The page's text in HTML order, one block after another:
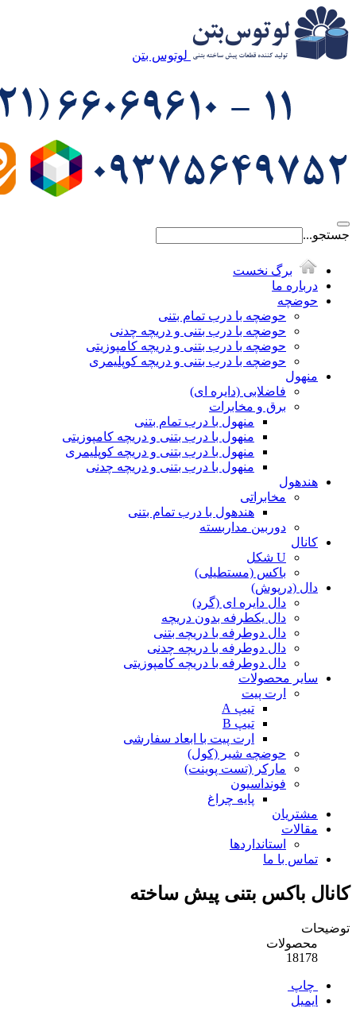
لوتوس بتن
جستجو...
برگ نخست
درباره ما
حوضچه
حوضچه با درب تمام بتنی
حوضچه با درب بتنی و دریچه چدنی
حوضچه با درب بتنی و دریچه کامپوزیتی
حوضچه با درب بتنی و دریچه کوپلیمری
منهول
فاضلابی (دایره ای)
برق و مخابرات
منهول با درب تمام بتنی
منهول با درب بتنی و دریچه کامپوزیتی
منهول با درب بتنی و دریچه کوپلیمری
منهول با درب بتنی و دریچه چدنی
هندهول
مخابراتی
هندهول با درب تمام بتنی
دوربین مداربسته
کانال
U شکل
باکس (مستطیلی)
دال (درپوش)
دال دایره ای (گرد)
دال یکطرفه بدون دریچه
دال دوطرفه با دریچه بتنی
دال دوطرفه با دریچه چدنی
دال دوطرفه با دریچه کامپوزیتی
سایر محصولات
ارت پیت
تیپ A
تیپ B
ارت پیت با ابعاد سفارشی
حوضچه شیر (کول)
مارکر (تست پوینت)
فونداسیون
پایه چراغ
مشتریان
مقالات
استانداردها
تماس با ما
کانال باکس بتنی پیش ساخته
توضیحات
محصولات
18178
چاپ
ایمیل